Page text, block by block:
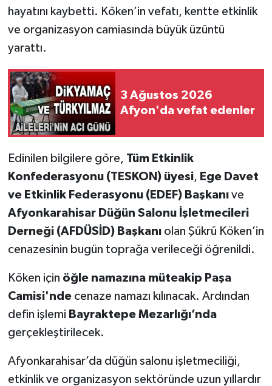
hayatını kaybetti. Köken’in vefatı, kentte etkinlik
ve organizasyon camiasında büyük üzüntü
yarattı.
3 Ağustos 2026
Afyon'da vefat edenler
Edinilen bilgilere göre, Tüm Etkinlik
Konfederasyonu (TESKON) üyesi, Ege Davet
ve Etkinlik Federasyonu (EDEF) Başkanıve
Afyonkarahisar Düğün Salonu İşletmecileri
Derneği (AFDÜSİD) Başkanıolan Şükrü Köken’in
cenazesinin bugün toprağa verileceği öğrenildi.
Köken için öğle namazına müteakip Paşa
Camisi'ndecenaze namazı kılınacak. Ardından
defin işlemi Bayraktepe Mezarlığı’nda
gerçekleştirilecek.
Afyonkarahisar’da düğün salonu işletmeciliği,
etkinlik ve organizasyon sektöründe uzun yıllardır